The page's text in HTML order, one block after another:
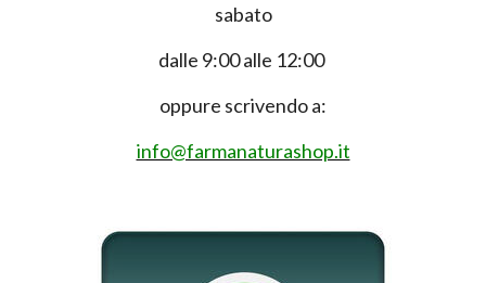
sabato
dalle 9:00 alle 12:00
oppure scrivendo a:
info@farmanaturashop.it